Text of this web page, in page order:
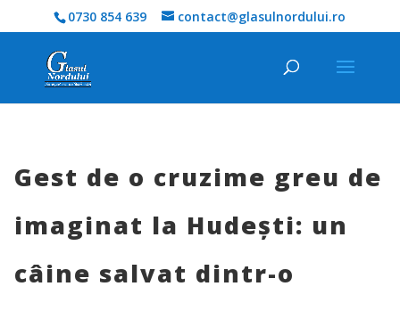
0730 854 639 contact@glasulnordului.ro
Gest de o cruzime greu de
imaginat la Hudești: un
câine salvat dintr-o